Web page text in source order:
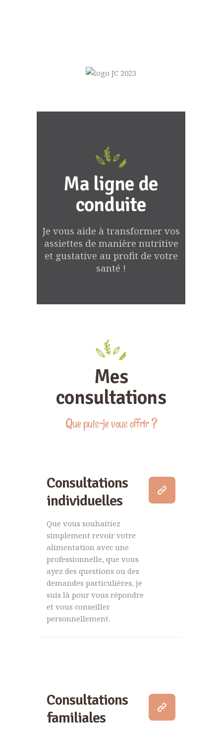
Ma ligne de
conduite
Je vous aide à transformer vos
assiettes de manière nutritive
et gustative au profit de votre
santé !
Que puis-je vous offrir ?
Mes
consultations
Consultations
individuelles
Que vous souhaitiez
simplement revoir votre
alimentation avec une
professionnelle, que vous
ayez des questions ou des
demandes particulières, je
suis là pour vous répondre
et vous conseiller
personnellement.
Consultations
familiales